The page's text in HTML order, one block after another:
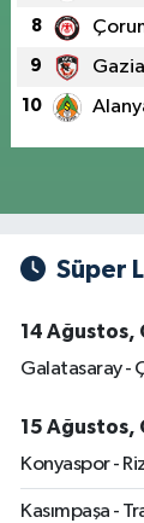
8
9
10
Süper
14 Ağustos,
Galatasaray -
15 Ağustos,
Konyaspor -
Kasımpaşa -